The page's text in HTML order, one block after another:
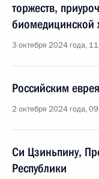
торжеств,
3 октября 2024 года,
Российским
2 октября 2024 года,
Си Цзиньпину,
Республики